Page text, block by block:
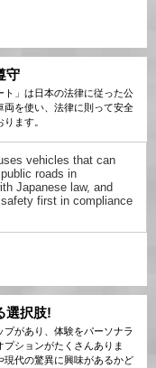
守
ト」は日本の法律に従った公
両を使い、法律に則って安全
ます。
vehicles that can
roads in
Japanese law, and
first in compliance
選択肢!
プがあり、体験をパーソナラ
プションがたくさんありま
現代の驚異に興味があるかど